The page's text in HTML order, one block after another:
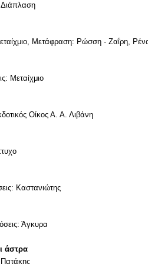
Μετάφραση: Ρώσση - Ζαΐρη,
Μεταίχμιο
Οίκος Α. Α. Λιβάνη
Καστανιώτης
: Άγκυρα
άστρα